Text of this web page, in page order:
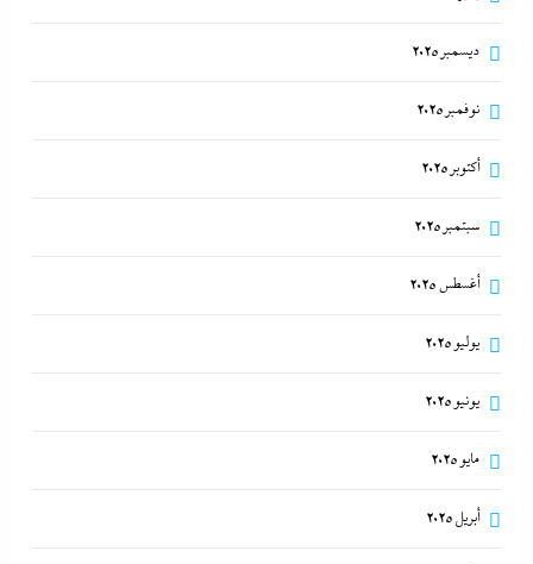
ديسمبر 2025
نوفمبر 2025
أكتوبر 2025
سبتمبر 2025
أغسطس 2025
يوليو 2025
يونيو 2025
مايو 2025
أبريل 2025